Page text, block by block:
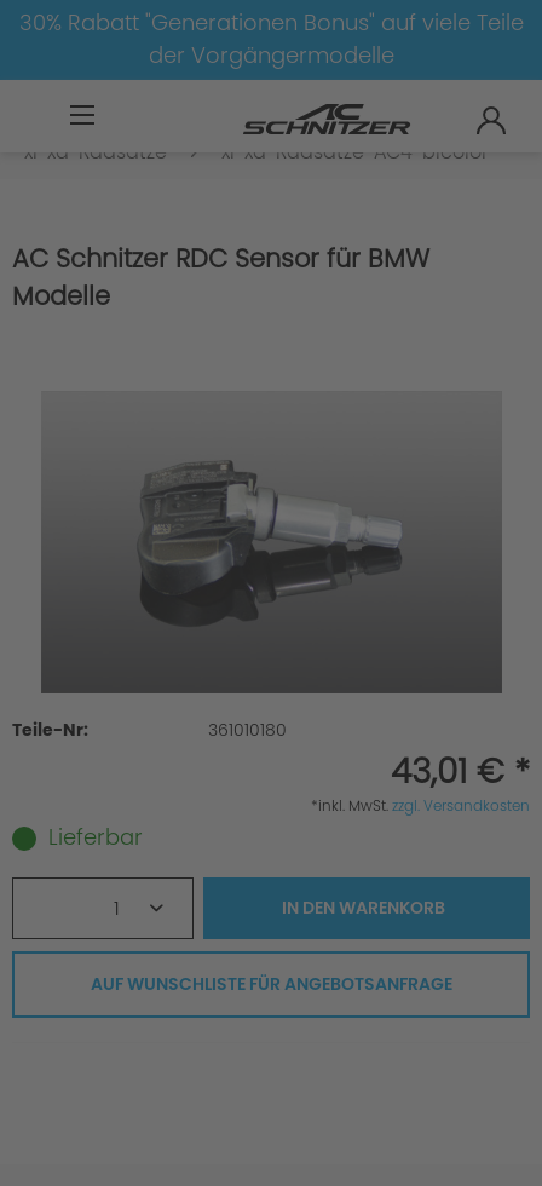
30% Rabatt "Generationen Bonus" auf viele Teile
der Vorgängermodelle
4er-G22/G23-LCI
xi-xd-Radsätze
xi-xd-Radsätze-AC4-bicolor
AC Schnitzer RDC Sensor für BMW
Modelle
Teile-Nr: 361010180
43,01 € *
*inkl. MwSt.zzgl. Versandkosten
Lieferbar
1 IN DENWARENKORB
AUF WUNSCHLISTE FÜR ANGEBOTSANFRAGE